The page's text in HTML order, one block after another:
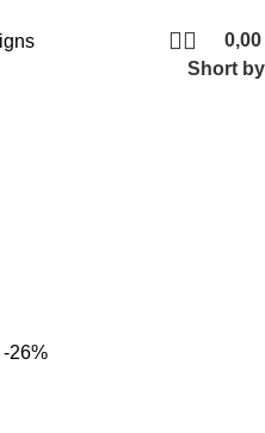
enjoy 10% Off
0,00
Short by
-26%